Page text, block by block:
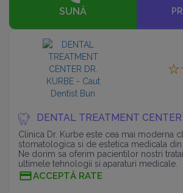
SUNĂ
DENTAL TREATMENT
Clinica Dr. Kurbe este cea mai moderna
stomatologica si de estetica medicala din
Ne dorim sa oferim pacientilor nostri
ultimele tehnologii si aparaturi medicale.
ACCEPTĂ RATE